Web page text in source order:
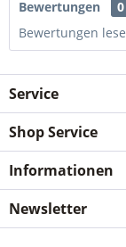
Bewertungen
0
Bewertungen
Service
Shop Service
Informationen
Newsletter